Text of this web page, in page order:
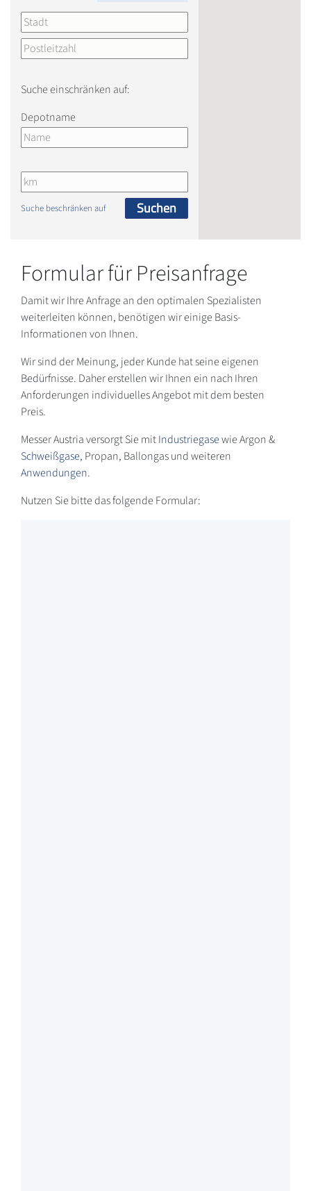
Suche einschränken auf:
Depotname
Suche beschränken auf Suchen
Formular für Preisanfrage
Damit wir Ihre Anfrage an den optimalen Spezialisten
weiterleiten können, benötigen wir einige Basis-
Informationen von Ihnen.
Wir sind der Meinung, jeder Kunde hat seine eigenen
Bedürfnisse. Daher erstellen wir Ihnen ein nach Ihren
Anforderungen individuelles Angebot mit dem besten
Preis.
Messer Austria versorgt Sie mitIndustriegasewie Argon &
Schweißgase, Propan, Ballongas und weiteren
Anwendungen.
Nutzen Sie bitte das folgende Formular: